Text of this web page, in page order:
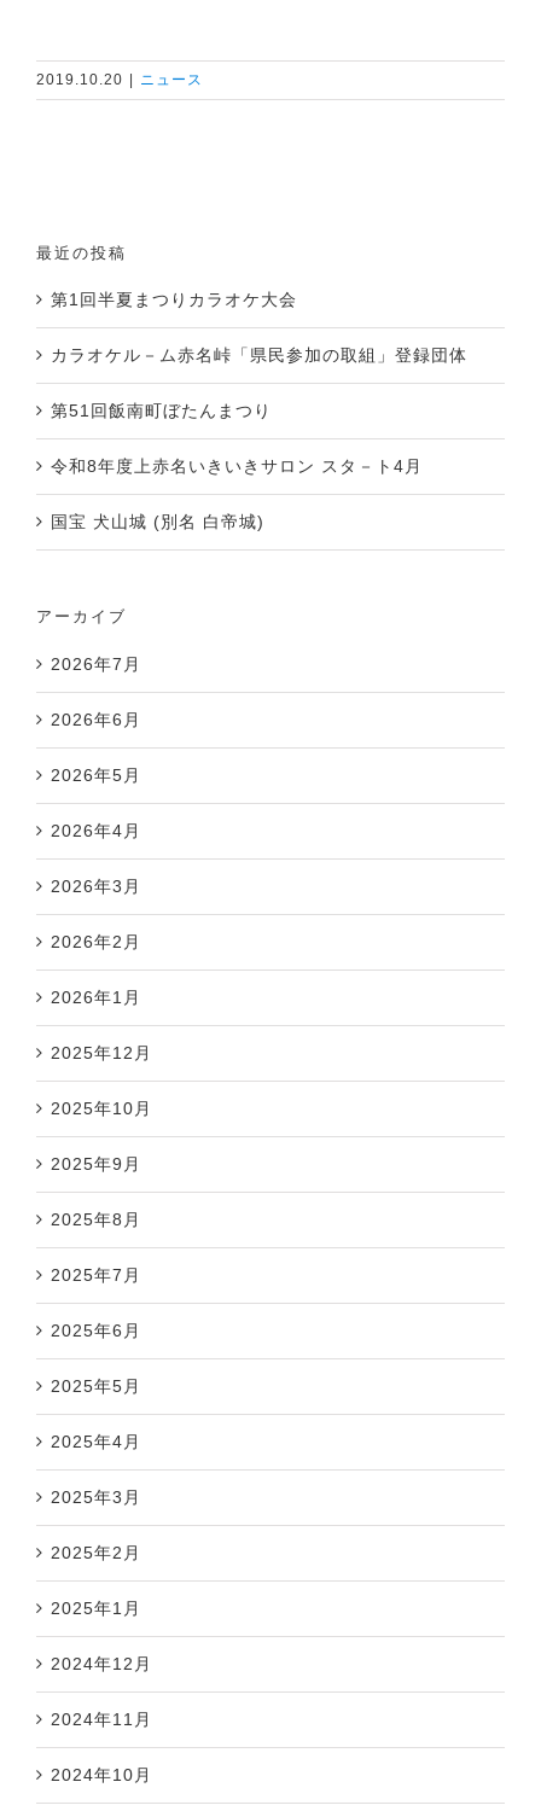
2019.10.20 | ニュース
最近の投稿
第1回半夏まつりカラオケ大会
カラオケル－ム赤名峠「県民参加の取組」登録団体
第51回飯南町ぼたんまつり
令和8年度上赤名いきいきサロン スタ－ト4月
国宝 犬山城 (別名 白帝城)
アーカイブ
2026年7月
2026年6月
2026年5月
2026年4月
2026年3月
2026年2月
2026年1月
2025年12月
2025年10月
2025年9月
2025年8月
2025年7月
2025年6月
2025年5月
2025年4月
2025年3月
2025年2月
2025年1月
2024年12月
2024年11月
2024年10月